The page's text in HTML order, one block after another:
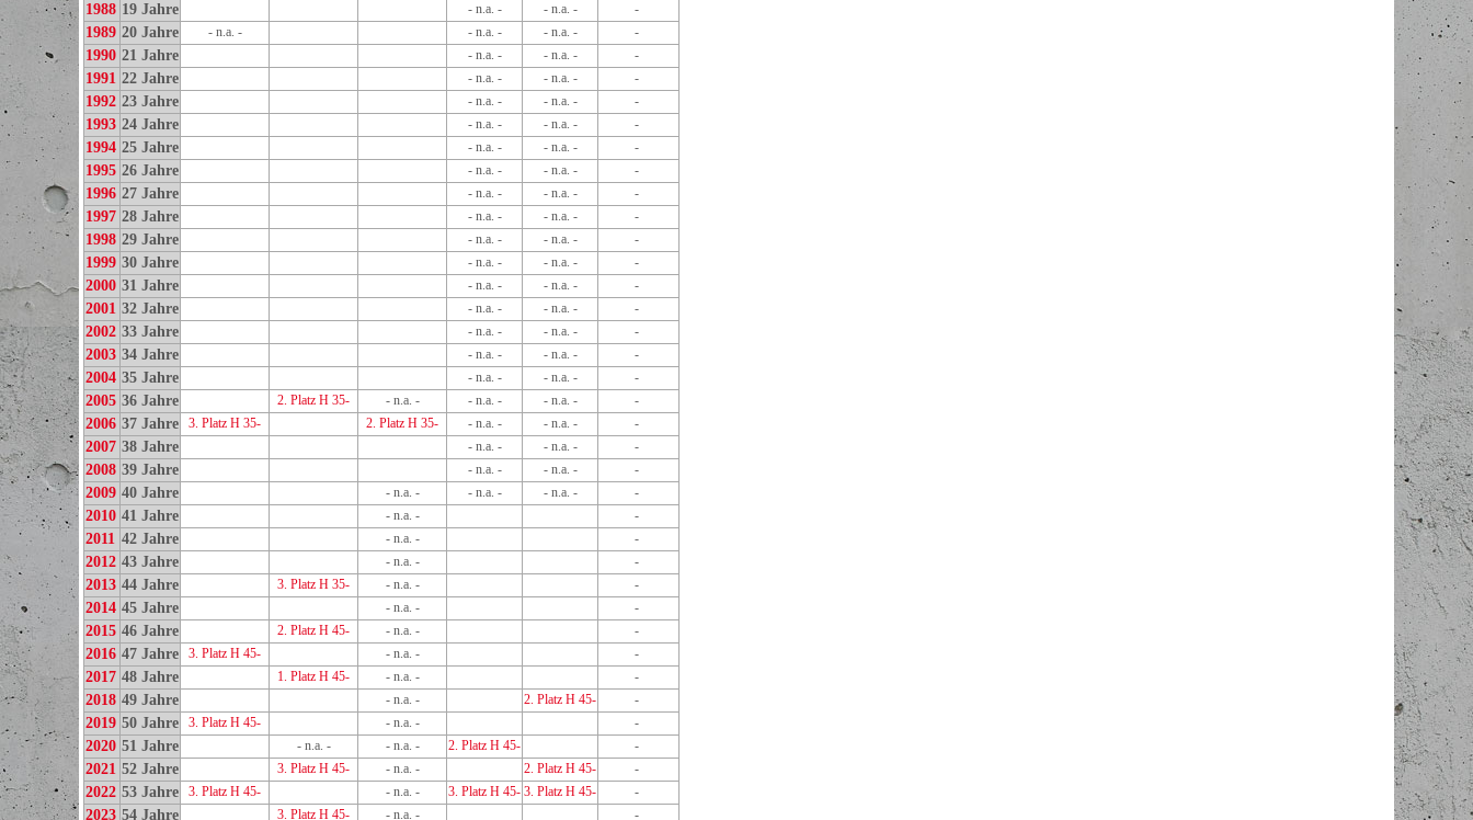
1988 19 Jahre - n.a. - - n.a. - -
1989 20 Jahre - n.a. - - n.a. - - n.a. - -
1990 21 Jahre - n.a. - - n.a. - -
1991 22 Jahre - n.a. - - n.a. - -
1992 23 Jahre - n.a. - - n.a. - -
1993 24 Jahre - n.a. - - n.a. - -
1994 25 Jahre - n.a. - - n.a. - -
1995 26 Jahre - n.a. - - n.a. - -
1996 27 Jahre - n.a. - - n.a. - -
1997 28 Jahre - n.a. - - n.a. - -
1998 29 Jahre - n.a. - - n.a. - -
1999 30 Jahre - n.a. - - n.a. - -
2000 31 Jahre - n.a. - - n.a. - -
2001 32 Jahre - n.a. - - n.a. - -
2002 33 Jahre - n.a. - - n.a. - -
2003 34 Jahre - n.a. - - n.a. - -
2004 35 Jahre - n.a. - - n.a. - -
2005 36 Jahre 2. Platz H 35- - n.a. - - n.a. - - n.a. - -
2006 37 Jahre 3. Platz H 35- 2. Platz H 35- - n.a. - - n.a. - -
2007 38 Jahre - n.a. - - n.a. - -
2008 39 Jahre - n.a. - - n.a. - -
2009 40 Jahre - n.a. - - n.a. - - n.a. - -
2010 41 Jahre - n.a. - -
2011 42 Jahre - n.a. - -
2012 43 Jahre - n.a. - -
2013 44 Jahre 3. Platz H 35- - n.a. - -
2014 45 Jahre - n.a. - -
2015 46 Jahre 2. Platz H 45- - n.a. - -
2016 47 Jahre 3. Platz H 45- - n.a. - -
2017 48 Jahre 1. Platz H 45- - n.a. - -
2018 49 Jahre - n.a. - 2. Platz H 45- -
2019 50 Jahre 3. Platz H 45- - n.a. - -
2020 51 Jahre - n.a. - - n.a. - 2. Platz H 45- -
2021 52 Jahre 3. Platz H 45- - n.a. - 2. Platz H 45- -
2022 53 Jahre 3. Platz H 45- - n.a. - 3. Platz H 45- 3. Platz H 45- -
2023 54 Jahre 3. Platz H 45- - n.a. - -